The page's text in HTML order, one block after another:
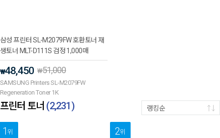
삼성 프린터 SL-M2079FW 호환토너 재
생토너 MLT-D111S 검정 1,000매
₩48,450 ₩51,000
SAMSUNG Printers SL-M2079FW
Regeneration Toner 1K
프린터 토너 (2,231) 랭킹순
1위 2위